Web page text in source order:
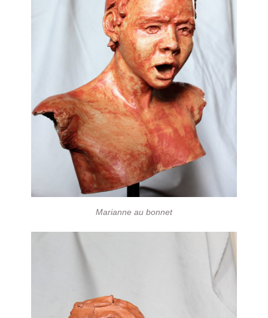
Marianne au bonnet